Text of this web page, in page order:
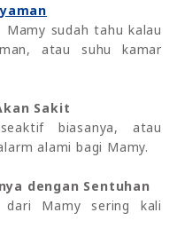
sudah tahu kalau
atau suhu kamar
Sakit
biasanya, atau
alami bagi Mamy.
dengan Sentuhan
dari Mamy sering kali